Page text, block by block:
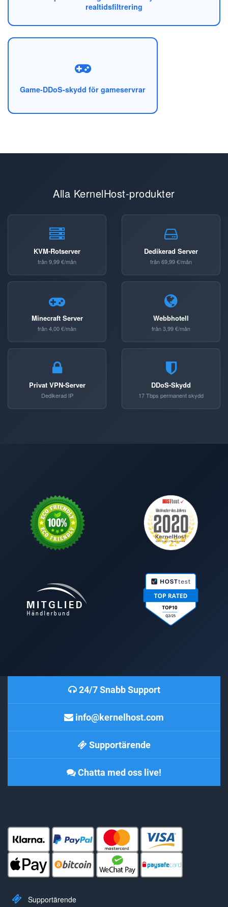
realtidsfiltrering
Game-DDoS-skydd för gameservrar
Alla KernelHost-produkter
KVM-Rotserver
från 9,99 €/mån
Dedikerad Server
från 69,99 €/mån
Minecraft Server
från 4,00 €/mån
Webbhotell
från 3,99 €/mån
Privat VPN-Server
Dedikerad IP
DDoS-Skydd
17 Tbps permanent skydd
24/7 Snabb Support
info@kernelhost.com
Supportärende
Chatta med oss live!
Supportärende